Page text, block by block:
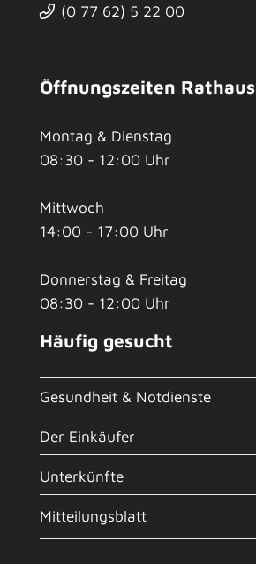
(0 77 62) 5 22 00
Öffnungszeiten Rathaus
Montag & Dienstag
08:30 - 12:00 Uhr
Mittwoch
14:00 - 17:00 Uhr
Donnerstag & Freitag
08:30 - 12:00 Uhr
Häufig gesucht
Gesundheit & Notdienste
Der Einkäufer
Unterkünfte
Mitteilungsblatt